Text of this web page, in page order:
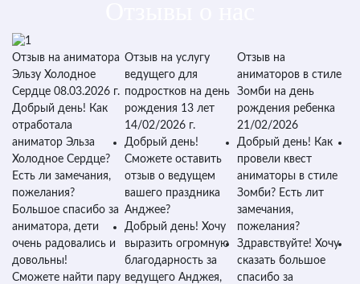
Отзыв на аниматора
Эльзу Холодное
Сердце 08.03.2026 г.
Добрый день! Как
отработала
аниматор Эльза
Холодное Сердце?
Есть ли замечания,
пожелания?
Большое спасибо за
аниматора, дети
очень радовались и
довольны!
Сможете найти пару
Отзыв на услугу
ведущего для
подростков на день
рождения 13 лет
14/02/2026 г.
Добрый день!
Сможете оставить
отзыв о ведущем
вашего праздника
Анджее?
Добрый день! Хочу
выразить огромную
благодарность за
ведущего Анджея,
Отзыв на
аниматоров в стиле
Зомби на день
рождения ребенка
21/02/2026
Добрый день! Как
провели квест
аниматоры в стиле
Зомби? Есть лит
замечания,
пожелания?
Здравствуйте! Хочу
сказать большое
спасибо за